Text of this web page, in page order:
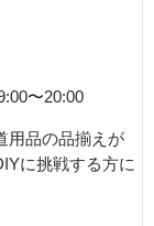
〜20:00
用品の品揃えが
に挑戦する方に